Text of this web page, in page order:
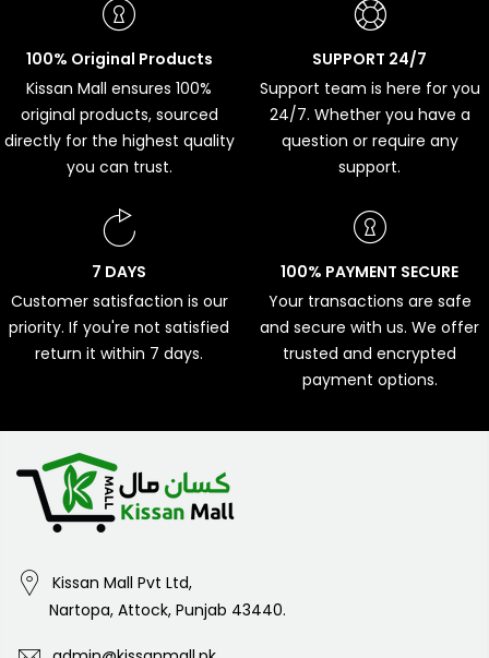
100% Original Products
Kissan Mall ensures 100%
original products, sourced
directly for the highest quality
you can trust.
SUPPORT 24/7
Support team is here for you
24/7. Whether you have a
question or require any
support.
7 DAYS
Customer satisfaction is our
priority. If you're not satisfied
return it within 7 days.
100% PAYMENT SECURE
Your transactions are safe
and secure with us. We offer
trusted and encrypted
payment options.
Kissan Mall Pvt Ltd,
Nartopa, Attock, Punjab 43440.